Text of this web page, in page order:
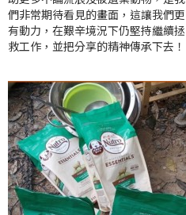
們非常期待看見的畫面，這讓我們更
有動力，在艱辛境況下仍堅持繼續拯
救工作，並把分享的精神傳承下去！